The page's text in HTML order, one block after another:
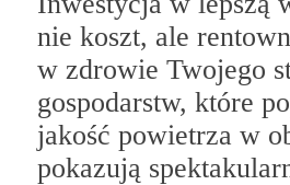
nie koszt, ale
w zdrowie Twojego
gospodarstw, które
jakość powietrza w
pokazują